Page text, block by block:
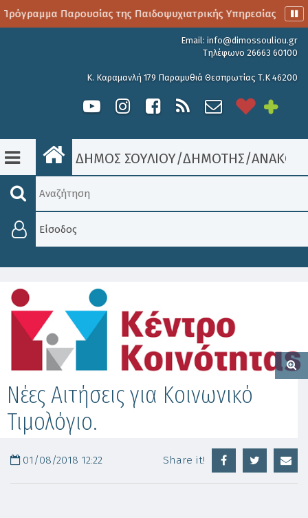
Παρουσίας της Παιδοψυχιατρικής Υπηρεσίας
Email: info@dimossouliou.gr
Τηλέφωνο 26663 60100
Κ. Καραμανλή 179 Παραμυθιά Θεσπρωτίας Τ.Κ 46200
ΔΗΜΟΣ ΣΟΥΛΙΟΥ/ΔΗΜΟΤΗΣ/
Είσοδος
Νέες Αιτήσεις για Κοινωνικό
Τιμολόγιο.
01/08/2018 12:22 Share it!